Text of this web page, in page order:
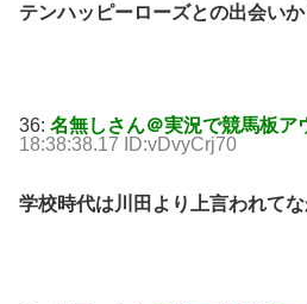
テンハッピーローズとの出会い
36: 名無しさん＠実況で競馬板ア
18:38:38.17 ID:vDvyCrj70
学校時代は川田より上言われてな